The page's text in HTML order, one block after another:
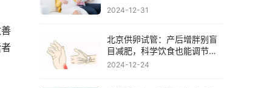
2024-12-31
北京供卵试管：产后增胖别盲
目减肥，科学饮食也能调节体
重
2024-12-24